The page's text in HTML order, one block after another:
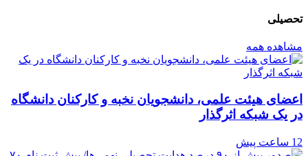
تحصیلی
مشاهده همه
اعضای هیئت علمی، دانشجویان نخبه و کارکنان دانشگاه
در یک شبکه‌ اثرگذار
12 ساعت پیش